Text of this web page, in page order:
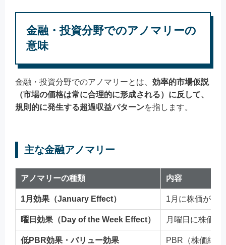
金融・投資分野でのアノマリーの
意味
金融・投資分野でのアノマリーとは、 効率的市場仮説
（市場の価格は常に合理的に形成される）に反して、
規則的に発生する超過収益パターンを指します。
主な金融アノマリー
アノマリーの種類 内容
1月効果（January Effect） 1月に株価が上
曜日効果（Day of the Week Effect） 月曜日に株価
低PBR効果・バリュー効果 PBR（株価純